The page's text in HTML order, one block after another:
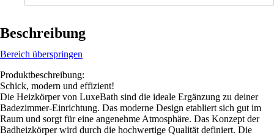
Beschreibung
Bereich überspringen
Produktbeschreibung:
Schick, modern und effizient!
Die Heizkörper von LuxeBath sind die ideale Ergänzung zu deiner
Badezimmer-Einrichtung. Das moderne Design etabliert sich gut im
Raum und sorgt für eine angenehme Atmosphäre. Das Konzept der
Badheizkörper wird durch die hochwertige Qualität definiert. Die